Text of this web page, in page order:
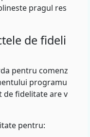
pragul res
de fideli
pentru comenz
programu
de fidelitate are v
pentru: